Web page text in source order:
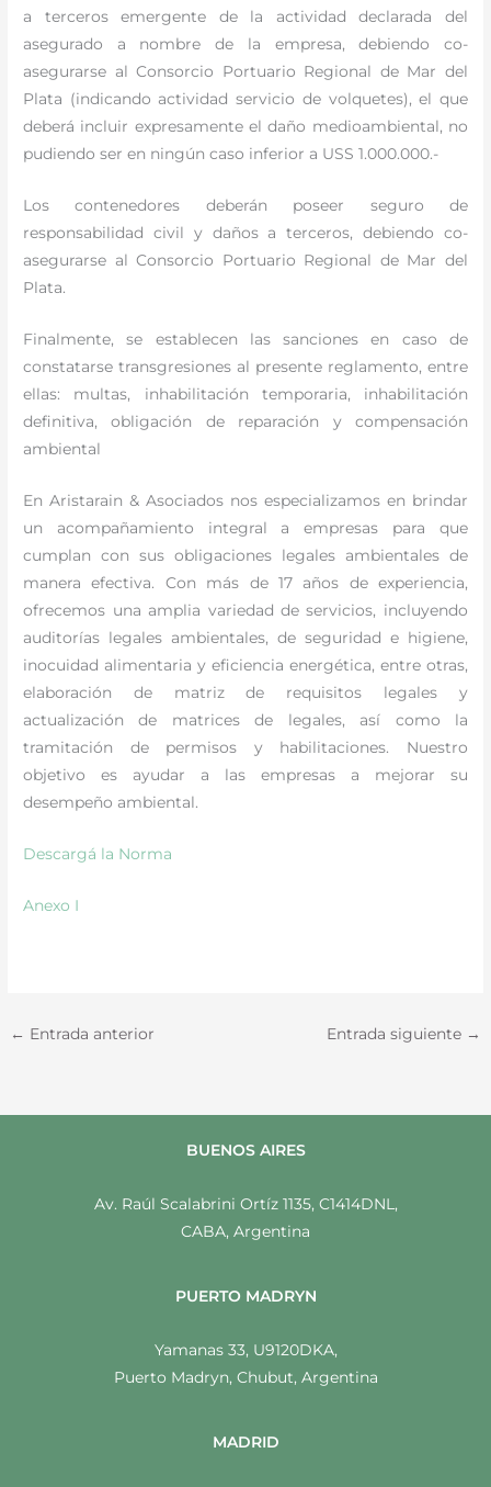
a terceros emergente de la actividad declarada del
asegurado a nombre de la empresa, debiendo co-
asegurarse al Consorcio Portuario Regional de Mar del
Plata (indicando actividad servicio de volquetes), el que
deberá incluir expresamente el daño medioambiental, no
pudiendo ser en ningún caso inferior a USS 1.000.000.-
Los contenedores deberán poseer seguro de
responsabilidad civil y daños a terceros, debiendo co-
asegurarse al Consorcio Portuario Regional de Mar del
Plata.
Finalmente, se establecen las sanciones en caso de
constatarse transgresiones al presente reglamento, entre
ellas: multas, inhabilitación temporaria, inhabilitación
definitiva, obligación de reparación y compensación
ambiental
En Aristarain & Asociados nos especializamos en brindar
un acompañamiento integral a empresas para que
cumplan con sus obligaciones legales ambientales de
manera efectiva. Con más de 17 años de experiencia,
ofrecemos una amplia variedad de servicios, incluyendo
auditorías legales ambientales, de seguridad e higiene,
inocuidad alimentaria y eficiencia energética, entre otras,
elaboración de matriz de requisitos legales y
actualización de matrices de legales, así como la
tramitación de permisos y habilitaciones. Nuestro
objetivo es ayudar a las empresas a mejorar su
desempeño ambiental.
Descargá la Norma
Anexo I
← Entrada anterior Entrada siguiente →
BUENOS AIRES
Av. Raúl Scalabrini Ortíz 1135, C1414DNL,
CABA, Argentina
PUERTO MADRYN
Yamanas 33, U9120DKA,
Puerto Madryn, Chubut, Argentina
MADRID